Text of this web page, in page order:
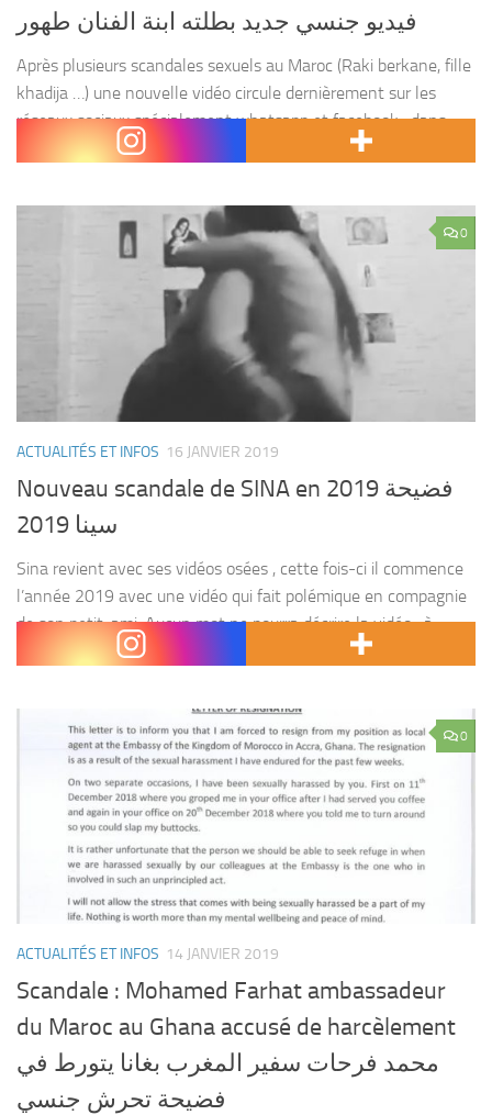
فيديو جنسي جديد بطلته ابنة الفنان طهور
Après plusieurs scandales sexuels au Maroc (Raki berkane, fille
khadija …) une nouvelle vidéo circule dernièrement sur les
réseaux sociaux spécialement whatsapp et facebook , dans
lequel la fille du chanteur du chaabi Marocain...
0
ACTUALITÉS ET INFOS 16 JANVIER 2019
Nouveau scandale de SINA en 2019 فضيحة
سينا 2019
Sina revient avec ses vidéos osées , cette fois-ci il commence
l’année 2019 avec une vidéo qui fait polémique en compagnie
de son petit-ami. Aucun mot ne pourra décrire la vidéo , à
0
ACTUALITÉS ET INFOS 14 JANVIER 2019
Scandale : Mohamed Farhat ambassadeur
du Maroc au Ghana accusé de harcèlement
محمد فرحات سفير المغرب بغانا يتورط في
فضيحة تحرش جنسي